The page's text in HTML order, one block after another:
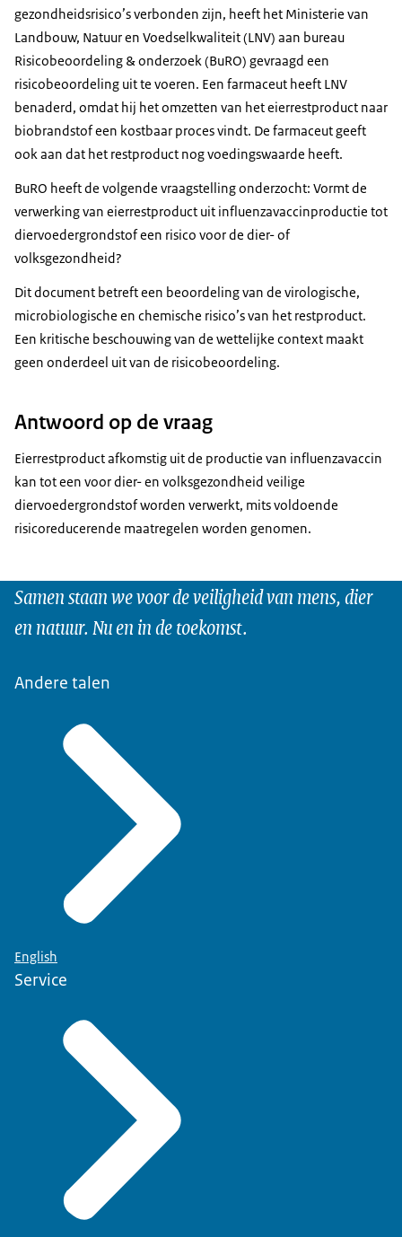
gezondheidsrisico’s verbonden zijn, heeft het Ministerie van
Landbouw, Natuur en Voedselkwaliteit (LNV) aan bureau
Risicobeoordeling & onderzoek (BuRO) gevraagd een
risicobeoordeling uit te voeren. Een farmaceut heeft LNV
benaderd, omdat hij het omzetten van het eierrestproduct naar
biobrandstof een kostbaar proces vindt. De farmaceut geeft
ook aan dat het restproduct nog voedingswaarde heeft.
BuRO heeft de volgende vraagstelling onderzocht: Vormt de
verwerking van eierrestproduct uit influenzavaccinproductie tot
diervoedergrondstof een risico voor de dier- of
volksgezondheid?
Dit document betreft een beoordeling van de virologische,
microbiologische en chemische risico’s van het restproduct.
Een kritische beschouwing van de wettelijke context maakt
geen onderdeel uit van de risicobeoordeling.
Antwoord op de vraag
Eierrestproduct afkomstig uit de productie van influenzavaccin
kan tot een voor dier- en volksgezondheid veilige
diervoedergrondstof worden verwerkt, mits voldoende
risicoreducerende maatregelen worden genomen.
Samen staan we voor de veiligheid van mens, dier
en natuur. Nu en in de toekomst.
Andere talen
English
Service